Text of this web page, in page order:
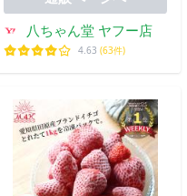
八ちゃん堂 ヤフー店
4.63 (63件)